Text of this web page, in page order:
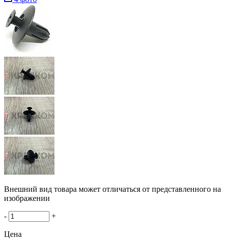
Внешний вид товара может отличаться от представленного на
изображении
- +
Цена